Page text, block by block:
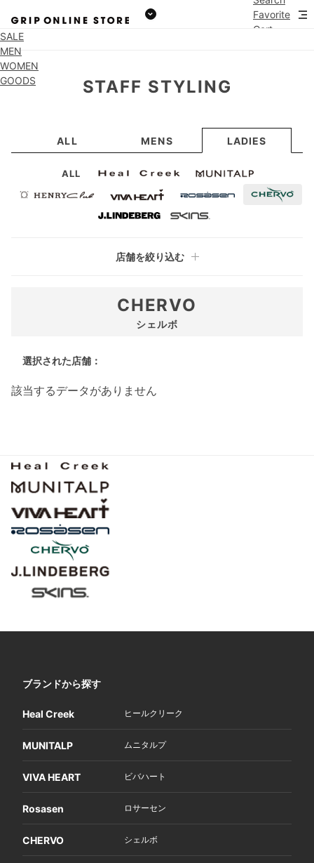
Favorite
Cart
SALE
MEN
WOMEN
GOODS
STAFF STYLING
ALL MENS LADIES
ALL
店舗を絞り込む
CHERVO
シェルボ
選択された店舗：
該当するデータがありません
ブランドから探す
Heal Creek ヒールクリーク
MUNITALP ムニタルプ
VIVA HEART ビバハート
Rosasen ロサーセン
CHERVO シェルボ